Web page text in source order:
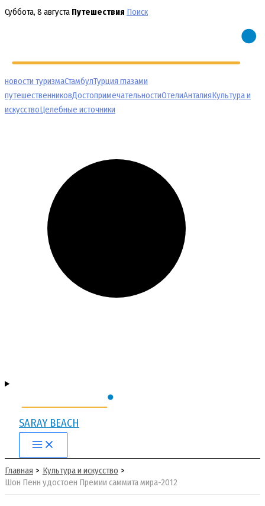
Перейти
Суббота, 8 августа Путешествия Поиск
новости туризмаСтамбулТурция глазами
путешественниковДостопримечательностиОтелиАнталияКультура и
искусствоЦелебные источники
SARAY BEACH
Main
Menu
Главная
Культура и искусство
Шон Пенн удостоен Премии саммита мира-2012